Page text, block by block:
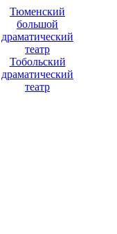
Тюменский
большой
драматический
театр
Тобольский
драматический
театр